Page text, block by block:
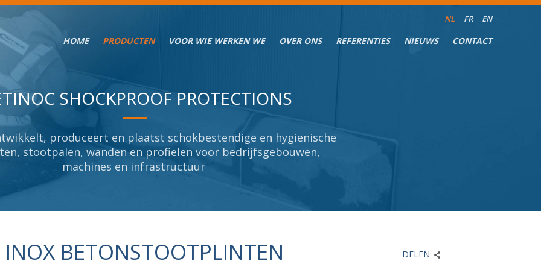
NL FR EN
HOME PRODUCTEN VOOR WIE WERKEN WE OVER ONS REFERENTIES NIEUWS CONTACT
SHOCKPROOF PROTECTIONS
produceert en plaatst schokbestendige en hygiënische
stootpalen, wanden en profielen voor bedrijfsgebouwen,
machines en infrastructuur
SHOCKPROOF PROTECTIONS
produceert en plaatst schokbestendige en hygiënische
stootpalen, wanden en profielen voor bedrijfsgebouwen,
machines en infrastructuur
INOX BETONSTOOTPLINTEN DELEN